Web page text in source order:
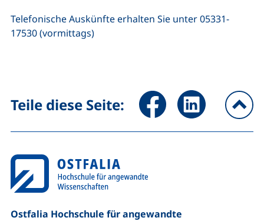
Telefonische Auskünfte erhalten Sie unter 05331-
17530 (vormittags)
Teile diese Seite: Seite über Facebook teilen
Seite über
Ostfalia Hochschule für angewandte